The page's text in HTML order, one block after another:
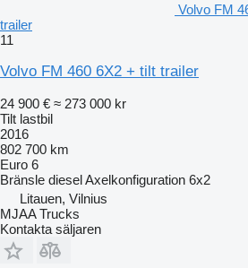
Volvo FM
trailer
11
Volvo FM 460 6X2 + tilt trailer
24 900 € ≈ 273 000 kr
Tilt lastbil
2016
802 700 km
Euro 6
Bränsle dieselAxelkonfiguration 6x2
Litauen, Vilnius
MJAA Trucks
Kontakta säljaren